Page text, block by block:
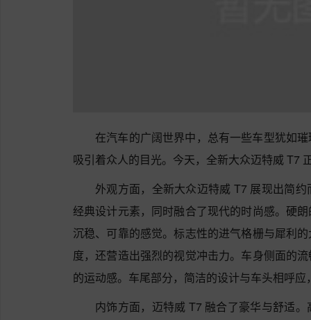
在汽车的广阔世界中，总有一些车型犹如
吸引着众人的目光。今天，全新大众迈特威 T7
外观方面，全新大众迈特威 T7 展现出简
经典设计元素，同时融合了现代的时尚感。硬
沉稳、可靠的感觉。标志性的进气格栅与犀利
度，还营造出强烈的视觉冲击力。车身侧面的
的运动感。车尾部分，简洁的设计与车头相呼
内饰方面，迈特威 T7 融合了豪华与舒适